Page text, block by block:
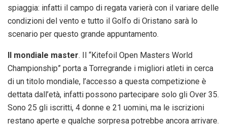
spiaggia: infatti il campo di regata varierà con il variare delle
condizioni del vento e tutto il Golfo di Oristano sarà lo
scenario per questo grande appuntamento.
Il mondiale master. Il “Kitefoil Open Masters World
Championship” porta a Torregrande i migliori atleti in cerca
di un titolo mondiale, l’accesso a questa competizione è
dettata dall’età, infatti possono partecipare solo gli Over 35.
Sono 25 gli iscritti, 4 donne e 21 uomini, ma le iscrizioni
restano aperte e qualche sorpresa potrebbe ancora arrivare.